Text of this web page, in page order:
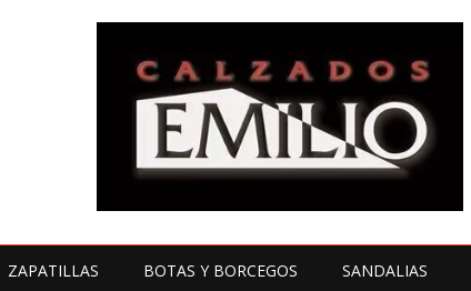
ZAPATILLAS BOTAS Y BORCEGOS SANDALIAS